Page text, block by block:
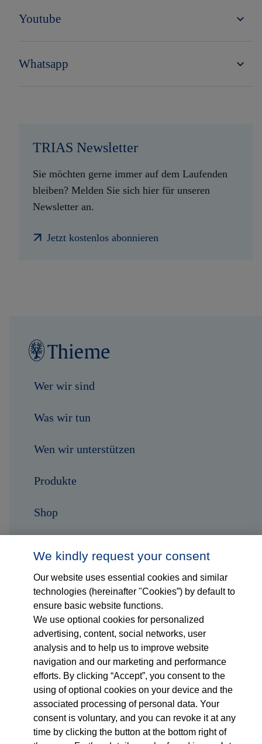
Youtube
Whatsapp
TRIAS Newsletter
Sie möchten gerne immer auf dem Laufenden
bleiben? Melden Sie sich hier für unseren
Newsletter an.
Jetzt kostenlos abonnieren
Wer wir sind
Was wir tun
Wen wir unterstützen
Produkte
Shop
Kontakt
Folge uns auf...
Impressum
Datenschutzerklärung
We kindly request your consent
Our website uses essential cookies and similar
technologies (hereinafter "Cookies”) by default to
ensure basic website functions.
We use optional cookies for personalized
advertising, content, social networks, user
analysis and to help us to improve website
navigation and our marketing and performance
efforts. By clicking “Accept”, you consent to the
using of optional cookies on your device and the
associated processing of personal data. Your
consent is voluntary, and you can revoke it at any
time by clicking the button at the bottom right of